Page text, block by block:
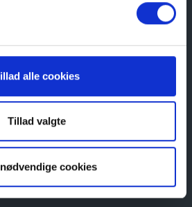
alle cookies
Tillad valgte
cookies
Red Barnet Frederikshavn,
Voksenvenner Frederikshavn
Røde Kors Sæby.